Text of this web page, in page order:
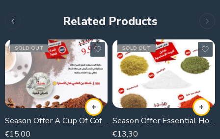
Related Products
SOLD OUT
Season Offer A Cup Of Coffee
€15,00
SOLD OUT
Season Offer Essential House Spices
€13,30